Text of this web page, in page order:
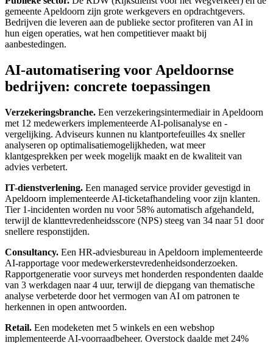
gemeente Apeldoorn zijn grote werkgevers en opdrachtgevers.
Bedrijven die leveren aan de publieke sector profiteren van AI in
hun eigen operaties, wat hen competitiever maakt bij
aanbestedingen.
AI-automatisering voor Apeldoornse
bedrijven: concrete toepassingen
Verzekeringsbranche. Een verzekeringsintermediair in Apeldoorn
met 12 medewerkers implementeerde AI-polisanalyse en -
vergelijking. Adviseurs kunnen nu klantportefeuilles 4x sneller
analyseren op optimalisatiemogelijkheden, wat meer
klantgesprekken per week mogelijk maakt en de kwaliteit van
advies verbetert.
IT-dienstverlening. Een managed service provider gevestigd in
Apeldoorn implementeerde AI-ticketafhandeling voor zijn klanten.
Tier 1-incidenten worden nu voor 58% automatisch afgehandeld,
terwijl de klanttevredenheidsscore (NPS) steeg van 34 naar 51 door
snellere responstijden.
Consultancy. Een HR-adviesbureau in Apeldoorn implementeerde
AI-rapportage voor medewerkerstevredenheidsonderzoeken.
Rapportgeneratie voor surveys met honderden respondenten daalde
van 3 werkdagen naar 4 uur, terwijl de diepgang van thematische
analyse verbeterde door het vermogen van AI om patronen te
herkennen in open antwoorden.
Retail. Een modeketen met 5 winkels en een webshop
implementeerde AI-voorraadbeheer. Overstock daalde met 24%